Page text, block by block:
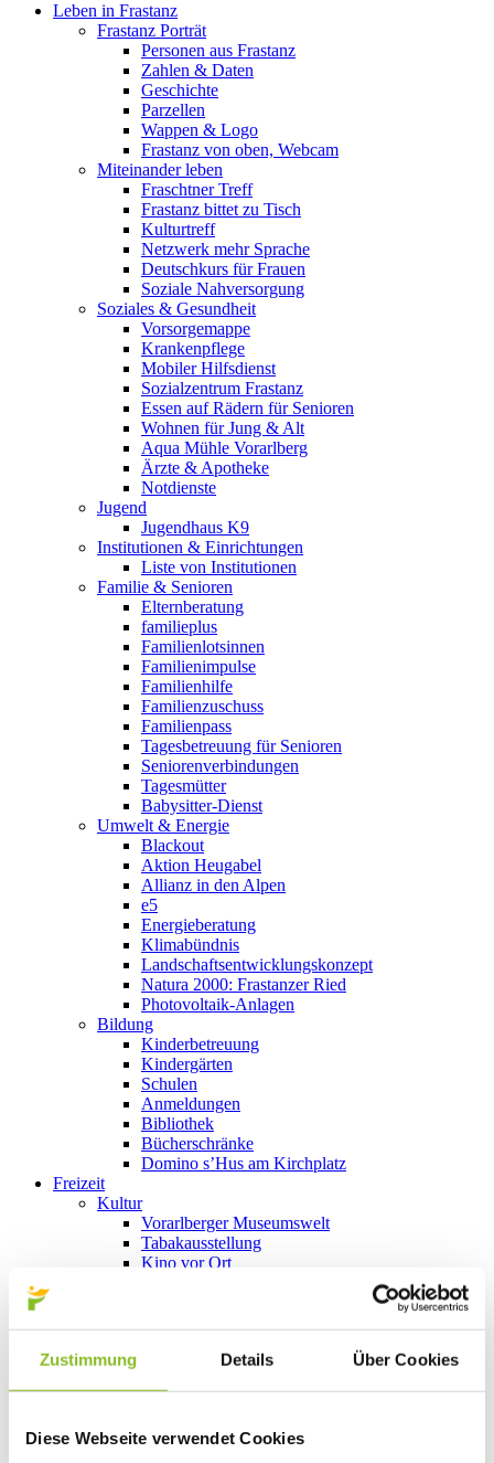
Zustimmung Details Über Cookies
Diese Webseite verwendet Cookies
Leben in Frastanz
Frastanz Porträt
Personen aus Frastanz
Zahlen & Daten
Geschichte
Parzellen
Wappen & Logo
Frastanz von oben, Webcam
Miteinander leben
Fraschtner Treff
Frastanz bittet zu Tisch
Kulturtreff
Netzwerk mehr Sprache
Deutschkurs für Frauen
Soziale Nahversorgung
Soziales & Gesundheit
Vorsorgemappe
Krankenpflege
Mobiler Hilfsdienst
Sozialzentrum Frastanz
Essen auf Rädern für Senioren
Wohnen für Jung & Alt
Aqua Mühle Vorarlberg
Ärzte & Apotheke
Notdienste
Jugend
Jugendhaus K9
Institutionen & Einrichtungen
Liste von Institutionen
Familie & Senioren
Elternberatung
familieplus
Familienlotsinnen
Familienimpulse
Familienhilfe
Familienzuschuss
Familienpass
Tagesbetreuung für Senioren
Seniorenverbindungen
Tagesmütter
Babysitter-Dienst
Umwelt & Energie
Blackout
Aktion Heugabel
Allianz in den Alpen
e5
Energieberatung
Klimabündnis
Landschaftsentwicklungskonzept
Natura 2000: Frastanzer Ried
Photovoltaik-Anlagen
Bildung
Kinderbetreuung
Kindergärten
Schulen
Anmeldungen
Bibliothek
Bücherschränke
Domino s’Hus am Kirchplatz
Freizeit
Kultur
Vorarlberger Museumswelt
Tabakausstellung
Kino vor Ort
Naturbad Untere Au
Spiel- und Sportstätten